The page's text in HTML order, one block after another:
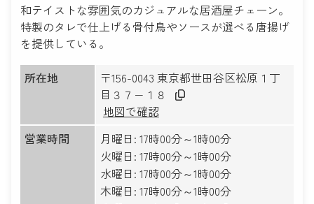
和テイストな雰囲気のカジュアルな居酒屋チェーン。
特製のタレで仕上げる骨付鳥やソースが選べる唐揚げ
を提供している。
所在地
〒156-0043 東京都世田谷区松原１丁
目３７−１８
地図で確認
営業時間
月曜日: 17時00分～1時00分
火曜日: 17時00分～1時00分
水曜日: 17時00分～1時00分
木曜日: 17時00分～1時00分